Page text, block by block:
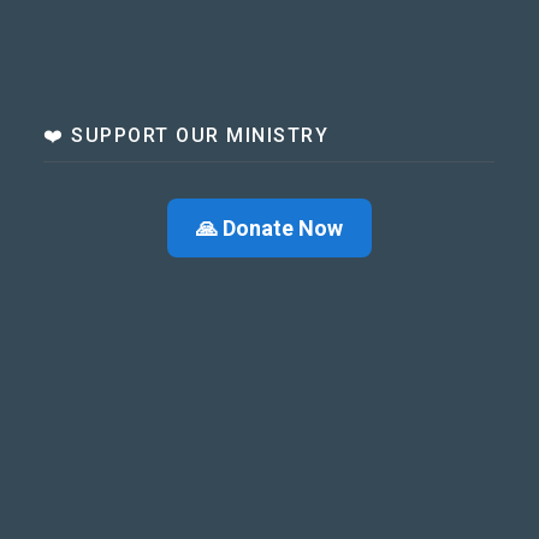
❤️ SUPPORT OUR MINISTRY
🙏 Donate Now